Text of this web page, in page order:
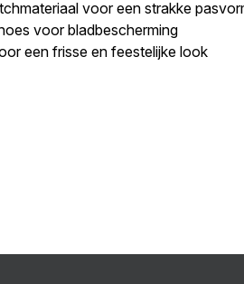
voor een strakke
voor bladbescherming
een frisse en feestelijke look